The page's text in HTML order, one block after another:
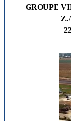
GROUPE